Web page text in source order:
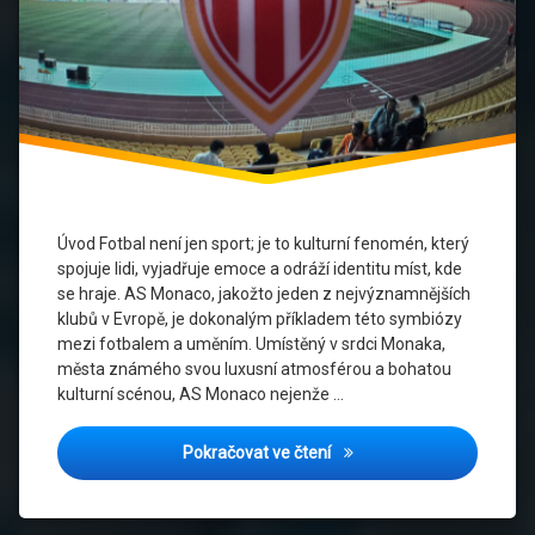
Úvod Fotbal není jen sport; je to kulturní fenomén, který
spojuje lidi, vyjadřuje emoce a odráží identitu míst, kde
se hraje. AS Monaco, jakožto jeden z nejvýznamnějších
klubů v Evropě, je dokonalým příkladem této symbiózy
mezi fotbalem a uměním. Umístěný v srdci Monaka,
města známého svou luxusní atmosférou a bohatou
kulturní scénou, AS Monaco nejenže …
Pokračovat ve čteníFotbal jako kultura: Jak
Kulturní
spolupráce
Merchandising
Sport
Stadion
Umění
Vizuální
Identita